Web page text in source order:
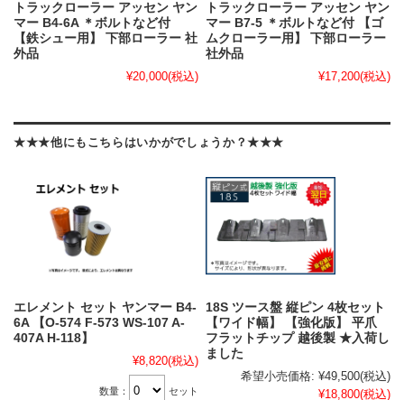
トラックローラー アッセン ヤン
マー B4-6A ＊ボルトなど付
【鉄シュー用】 下部ローラー 社
外品
¥20,000(税込)
トラックローラー アッセン ヤン
マー B7-5 ＊ボルトなど付 【ゴ
ムクローラー用】 下部ローラー
社外品
¥17,200(税込)
★★★他にもこちらはいかがでしょうか？★★★
エレメント セット ヤンマー B4-
6A 【O-574 F-573 WS-107 A-
407A H-118】
¥8,820(税込)
数量： セット
18S ツース盤 縦ピン 4枚セット
【ワイド幅】 【強化版】 平爪
フラットチップ 越後製 ★入荷し
ました
希望小売価格: ¥49,500(税込)
¥18,800(税込)